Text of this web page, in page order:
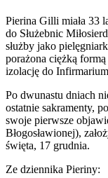
Pierina Gilli miała 33
do Służebnic
służby jako
porażona ciężką
izolację do
Po dwunastu dniach
ostatnie sakramenty,
swoje pierwsze
Błogosławionej),
święta, 17 grudnia.
Ze dziennika Pieriny: